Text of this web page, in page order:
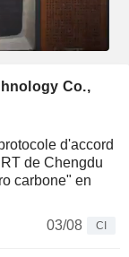
Co.,
d'accord
de Chengdu
carbone" en
03/08
CI